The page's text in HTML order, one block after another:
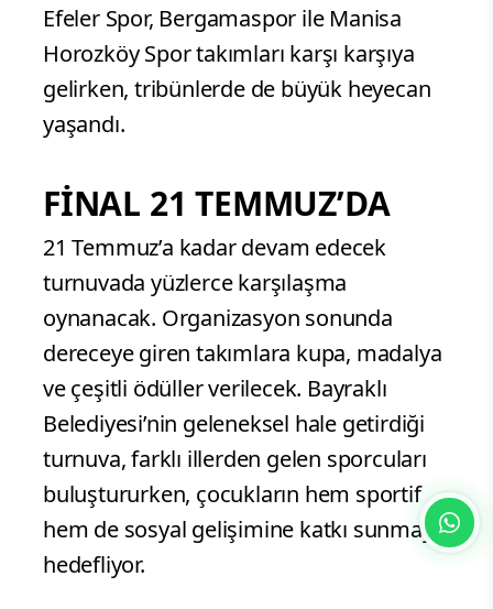
Efeler Spor, Bergamaspor ile Manisa
Horozköy Spor takımları karşı karşıya
gelirken, tribünlerde de büyük heyecan
yaşandı.
FİNAL 21 TEMMUZ’DA
21 Temmuz’a kadar devam edecek
turnuvada yüzlerce karşılaşma
oynanacak. Organizasyon sonunda
dereceye giren takımlara kupa, madalya
ve çeşitli ödüller verilecek. Bayraklı
Belediyesi’nin geleneksel hale getirdiği
turnuva, farklı illerden gelen sporcuları
buluştururken, çocukların hem sportif
hem de sosyal gelişimine katkı sunmayı
hedefliyor.